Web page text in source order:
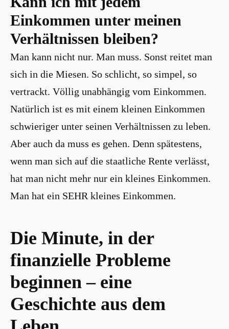
Einkommen unter meinen
Verhältnissen bleiben?
Man kann nicht nur. Man muss. Sonst reitet man
sich in die Miesen. So schlicht, so simpel, so
vertrackt. Völlig unabhängig vom Einkommen.
Natürlich ist es mit einem kleinen Einkommen
schwieriger unter seinen Verhältnissen zu leben.
Aber auch da muss es gehen. Denn spätestens,
wenn man sich auf die staatliche Rente verlässt,
hat man nicht mehr nur ein kleines Einkommen.
Man hat ein SEHR kleines Einkommen.
Die Minute, in der
finanzielle Probleme
beginnen – eine
Geschichte aus dem